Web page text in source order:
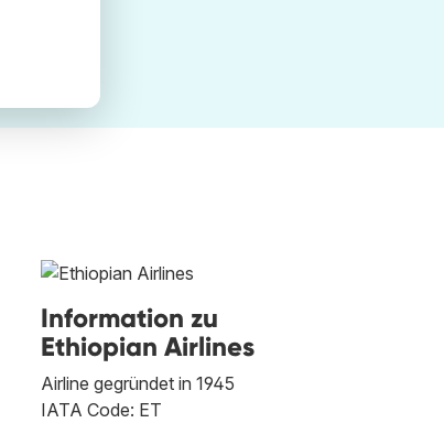
Information zu
Ethiopian Airlines
Airline gegründet in 1945
IATA Code: ET